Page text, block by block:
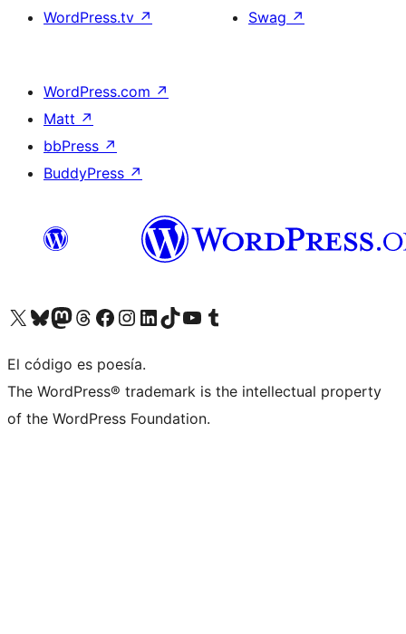
WordPress.tv ↗
Swag ↗
WordPress.com ↗
Matt ↗
bbPress ↗
BuddyPress ↗
Visita nuestra cuenta de X (anteriormente Twitter)
Visita nuestra cuenta de Bluesky
Visita nuestra cuenta de Mastodon
Visita nuestra cuenta de Threads
Visita nuestra página de Facebook
Visita nuestra cuenta de Instagram
Visita nuestra cuenta de LinkedIn
Visita nuestra cuenta de TikTok
Visita nuestro canal de YouTube
Visita nuestra cuenta de Tumblr
El código es poesía.
The WordPress® trademark is the intellectual property
of the WordPress Foundation.